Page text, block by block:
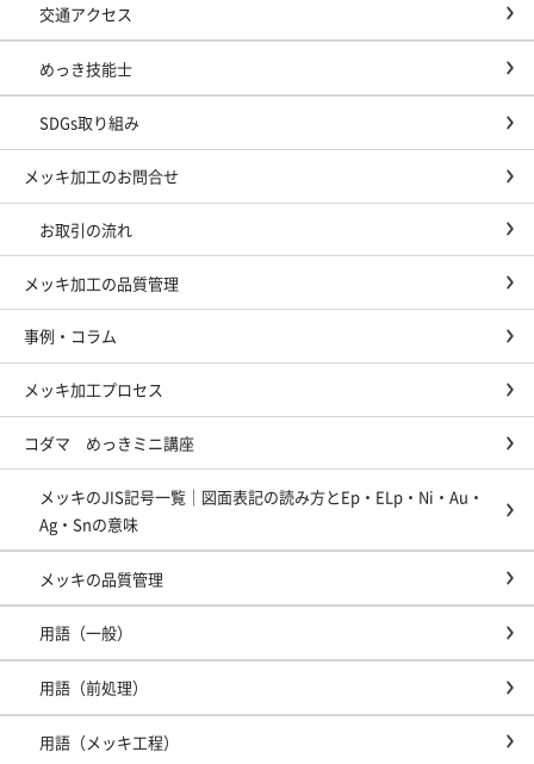
交通アクセス
めっき技能士
SDGs取り組み
メッキ加工のお問合せ
お取引の流れ
メッキ加工の品質管理
事例・コラム
メッキ加工プロセス
コダマ めっきミニ講座
メッキのJIS記号一覧｜図面表記の読み方とEp・ELp・Ni・Au・
Ag・Snの意味
メッキの品質管理
用語（一般）
用語（前処理）
用語（メッキ工程）